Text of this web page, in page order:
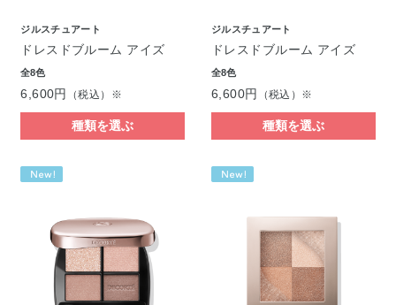
ジルスチュアート
ドレスドブルーム アイズ
全8色
6,600円 （税込）※
種類を選ぶ
ジルスチュアート
ドレスドブルーム アイズ
全8色
6,600円 （税込）※
種類を選ぶ